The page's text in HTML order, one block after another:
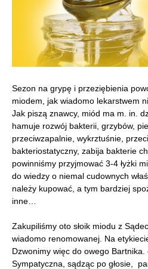
Sezon na grypę i przeziębienia
miodem, jak wiadomo lekarstwem
Jak piszą znawcy, miód ma m. in.
hamuje rozwój bakterii, grzybów,
przeciwzapalnie, wykrztuśnie,
bakteriostatyczny, zabija bakterie
powinniśmy przyjmować 3-4 łyżki
do wiedzy o niemal cudownych
należy kupować, a tym bardziej
inne…
Zakupiliśmy oto słoik miodu z
wiadomo renomowanej. Na
Dzwonimy więc do owego Bartnika.
Sympatyczna, sądząc po głosie,